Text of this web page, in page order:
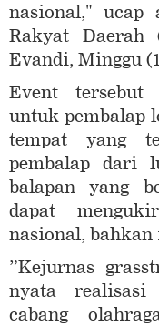
nasional," ucap
Rakyat Daerah
Evandi, Minggu
Event tersebut
untuk pembalap
tempat yang
pembalap dari
balapan yang
dapat
nasional,
”Kejurnas
nyata realisasi
cabang